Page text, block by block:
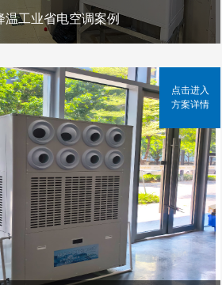
温工业省电空调案例
点击进入
方案详情